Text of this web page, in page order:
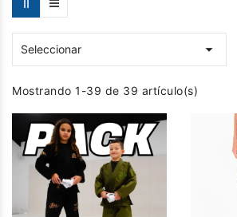
Seleccionar 
Mostrando 1-39 de 39 artículo(s)